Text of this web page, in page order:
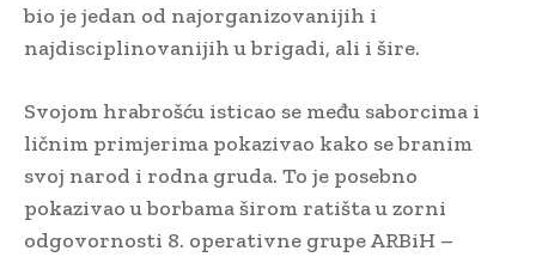
bio je jedan od najorganizovanijih i
najdisciplinovanijih u brigadi, ali i šire.
Svojom hrabrošću isticao se među saborcima i
ličnim primjerima pokazivao kako se branim
svoj narod i rodna gruda. To je posebno
pokazivao u borbama širom ratišta u zorni
odgovornosti 8. operativne grupe ARBiH –